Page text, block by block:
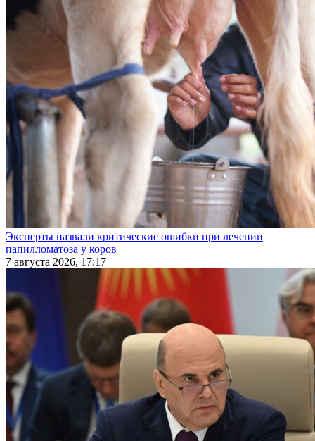
Эксперты назвали критические ошибки при лечении
папилломатоза у коров
7 августа 2026, 17:17